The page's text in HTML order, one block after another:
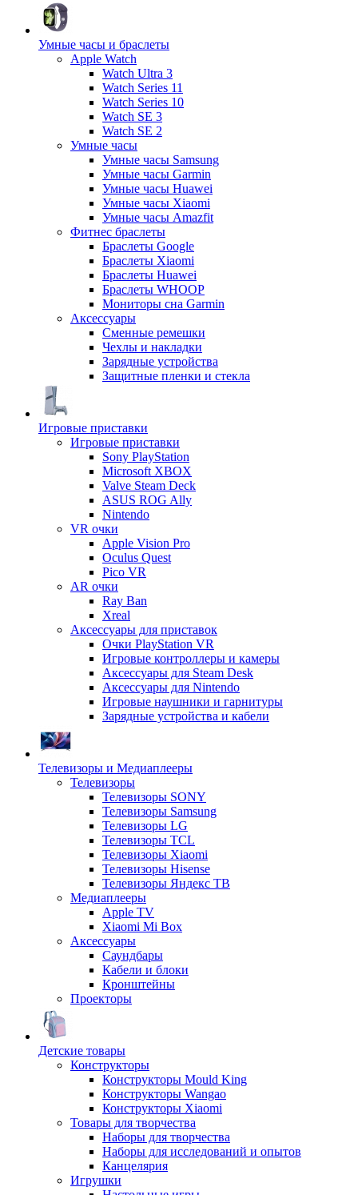
Умные часы и браслеты
Apple Watch
Watch Ultra 3
Watch Series 11
Watch Series 10
Watch SE 3
Watch SE 2
Умные часы
Умные часы Samsung
Умные часы Garmin
Умные часы Huawei
Умные часы Xiaomi
Умные часы Amazfit
Фитнес браслеты
Браслеты Google
Браслеты Xiaomi
Браслеты Huawei
Браслеты WHOOP
Мониторы сна Garmin
Аксессуары
Сменные ремешки
Чехлы и накладки
Зарядные устройства
Защитные пленки и стекла
Игровые приставки
Игровые приставки
Sony PlayStation
Microsoft XBOX
Valve Steam Deck
ASUS ROG Ally
Nintendo
VR очки
Apple Vision Pro
Oculus Quest
Pico VR
AR очки
Ray Ban
Xreal
Аксессуары для приставок
Очки PlayStation VR
Игровые контроллеры и камеры
Аксессуары для Steam Desk
Аксессуары для Nintendo
Игровые наушники и гарнитуры
Зарядные устройства и кабели
Телевизоры и Медиаплееры
Телевизоры
Телевизоры SONY
Телевизоры Samsung
Телевизоры LG
Телевизоры TCL
Телевизоры Xiaomi
Телевизоры Hisense
Телевизоры Яндекс ТВ
Медиаплееры
Apple TV
Xiaomi Mi Box
Аксессуары
Саундбары
Кабели и блоки
Кронштейны
Проекторы
Детские товары
Конструкторы
Конструкторы Mould King
Конструкторы Wangao
Конструкторы Xiaomi
Товары для творчества
Наборы для творчества
Наборы для исследований и опытов
Канцелярия
Игрушки